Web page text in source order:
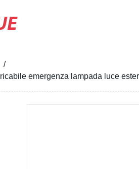
emergenza lampada luce